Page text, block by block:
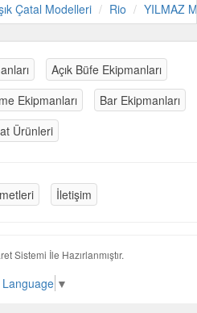
Çatal Modelleri Rio YILMAZ
Açık Büfe Ekipmanları
Ekipmanları
Bar Ekipmanları
Ürünleri
İletişim
Sistemi İle Hazırlanmıştır.
▼